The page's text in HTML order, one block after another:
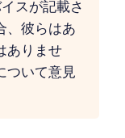
スが記載さ
、彼らはあ
ありませ
ついて意見